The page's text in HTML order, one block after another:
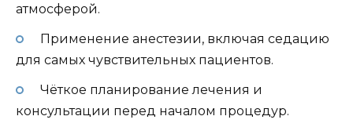
атмосферой.
Применение анестезии, включая седацию
для самых чувствительных пациентов.
Чёткое планирование лечения и
консультации перед началом процедур.